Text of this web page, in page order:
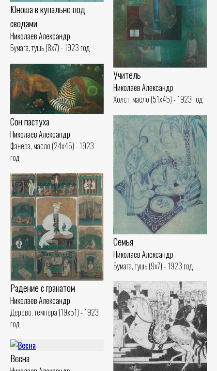
Юноша в купальне под
сводами
Николаев Александр
Бумага, тушь (8x7) - 1923 год
Учитель
Николаев Александр
Холст, масло (51x45) - 1923 год
Сон пастуха
Николаев Александр
Фанера, масло (24x45) - 1923
год
Семья
Николаев Александр
Бумага, тушь (9x7) - 1923 год
Радение с гранатом
Николаев Александр
Дерево, темпера (19x51) - 1923
год
Весна